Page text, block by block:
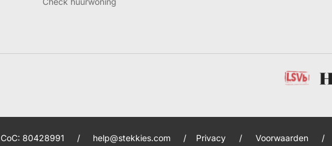
CoC: 80428991 / help@stekkies.com / Privacy / Voorwaarden /